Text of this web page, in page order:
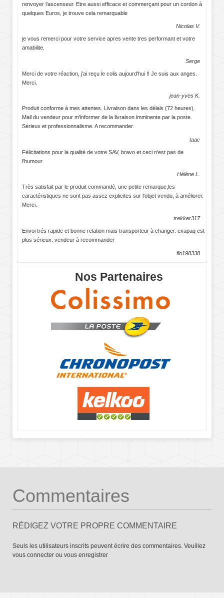
renvoyer l’ascenseur. Etre aussi efficace et commerçant pour un cordon à
quelques Euros, je trouve cela remarquable
Nicolas V.
je vous remerci pour votre service apres vente tres performant et votre
amabilite.
Serge
Merci de votre réaction, j'ai reçu le colis aujourd'hui !! Je suis aux anges.
Merci.
jean-yves K.
Produit conforme à mes attentes. Livraison dans les délais (72 heures).
Mail du vendeur pour m'informer de la livraison imminente par la poste.
Sérieux et professionnalisme. A recommander.
taac
Félicitations pour la qualité de votre SAV, bravo et ceci n'est pas de
l'humour
Hélène L.
Très satisfait par le produit commandé, une petite remarque,les
caractéristiques ne sont pas assez explicites sur l'objet vendu, à améliorer.
Merci.
trekker317
Envoi trés rapide et bonne relation mais transporteur à changer. exapaq est
plus sérieux. vendeur à recommander
flo198338
Nos Partenaires
Commentaires
RÉDIGEZ VOTRE PROPRE COMMENTAIRE
Seuls les utilisateurs inscrits peuvent écrire des commentaires. Veuillez
vous connecter ou vous enregistrer